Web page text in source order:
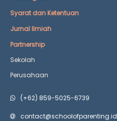
Syarat dan Ketentuan
Jurnal Ilmiah
Partnership
Sekolah
Perusahaan
(+62) 859-5025-6739
contact@schoolofparenting.id